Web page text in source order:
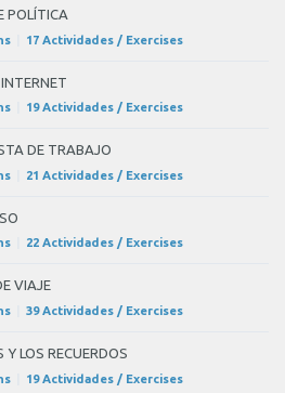
POLÍTICA
17 Actividades / Exercises
19 Actividades / Exercises
DE TRABAJO
21 Actividades / Exercises
22 Actividades / Exercises
VIAJE
39 Actividades / Exercises
LOS RECUERDOS
19 Actividades / Exercises